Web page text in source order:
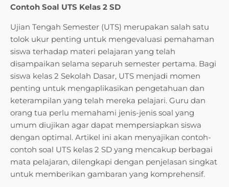
Contoh Soal UTS Kelas 2 SD
Ujian Tengah Semester (UTS) merupakan salah satu
tolok ukur penting untuk mengevaluasi pemahaman
siswa terhadap materi pelajaran yang telah
disampaikan selama separuh semester pertama. Bagi
siswa kelas 2 Sekolah Dasar, UTS menjadi momen
penting untuk mengaplikasikan pengetahuan dan
keterampilan yang telah mereka pelajari. Guru dan
orang tua perlu memahami jenis-jenis soal yang
umum diujikan agar dapat mempersiapkan siswa
dengan optimal. Artikel ini akan menyajikan contoh-
contoh soal UTS kelas 2 SD yang mencakup berbagai
mata pelajaran, dilengkapi dengan penjelasan singkat
untuk memberikan gambaran yang komprehensif.